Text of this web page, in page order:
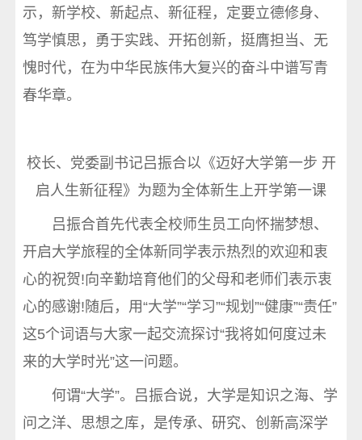
示，新学校、新起点、新征程，定要立德修身、
笃学慎思，勇于实践、开拓创新，挺膺担当、无
愧时代，在为中华民族伟大复兴的奋斗中谱写青
春华章。
校长、党委副书记吕振合以《迈好大学第一步 开
启人生新征程》为题为全体新生上开学第一课
吕振合首先代表全校师生员工向怀揣梦想、
开启大学旅程的全体新同学表示热烈的欢迎和衷
心的祝贺!向辛勤培育他们的父母和老师们表示衷
心的感谢!随后，用“大学”“学习”“规划”“健康”“责任”
这5个词语与大家一起交流探讨“我将如何度过未
来的大学时光”这一问题。
何谓“大学”。吕振合说，大学是知识之海、学
问之洋、思想之库，是传承、研究、创新高深学